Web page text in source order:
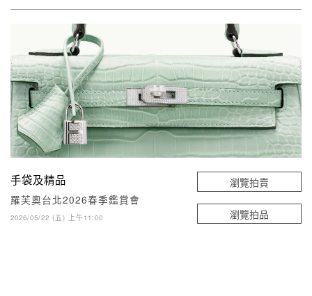
手袋及精品
羅芙奧台北2026春季鑑賞會
2026/05/22 (五) 上午11:00
瀏覽拍賣
瀏覽拍品